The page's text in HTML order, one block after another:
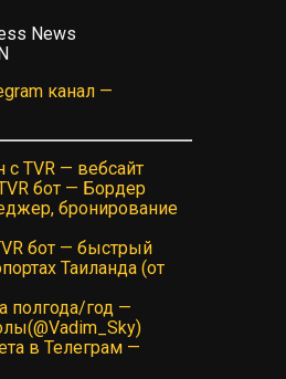
News
канал —
TVR — вебсайт
бот — Бордер
бронирование
бот — быстрый
Таиланда (от
полгода/год —
в Телеграм —